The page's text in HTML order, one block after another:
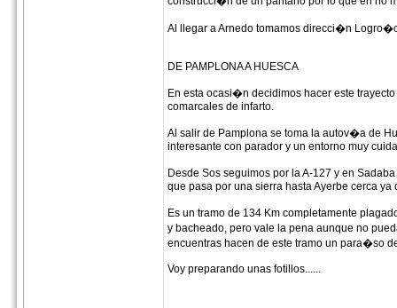
Al llegar a Arnedo tomamos direcci�n
DE PAMPLONA A HUESCA
En esta ocasi�n decidimos hacer este
comarcales de infarto.
Al salir de Pamplona se toma la autov�a de
interesante con parador y un entorno muy
Desde Sos seguimos por la A-127 y en
que pasa por una sierra hasta Ayerbe cerca ya
Es un tramo de 134 Km completamente
y bacheado, pero vale la pena aunque no
encuentras hacen de este tramo un para�so
Voy preparando unas fotillos......